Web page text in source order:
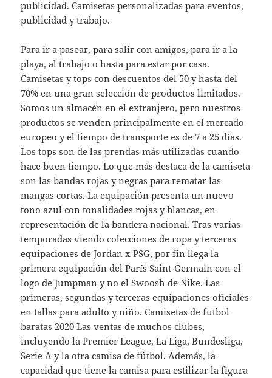
publicidad. Camisetas personalizadas para eventos,
publicidad y trabajo.
Para ir a pasear, para salir con amigos, para ir a la
playa, al trabajo o hasta para estar por casa.
Camisetas y tops con descuentos del 50 y hasta del
70% en una gran selección de productos limitados.
Somos un almacén en el extranjero, pero nuestros
productos se venden principalmente en el mercado
europeo y el tiempo de transporte es de 7 a 25 días.
Los tops son de las prendas más utilizadas cuando
hace buen tiempo. Lo que más destaca de la camiseta
son las bandas rojas y negras para rematar las
mangas cortas. La equipación presenta un nuevo
tono azul con tonalidades rojas y blancas, en
representación de la bandera nacional. Tras varias
temporadas viendo colecciones de ropa y terceras
equipaciones de Jordan x PSG, por fin llega la
primera equipación del París Saint-Germain con el
logo de Jumpman y no el Swoosh de Nike. Las
primeras, segundas y terceras equipaciones oficiales
en tallas para adulto y niño. Camisetas de futbol
baratas 2020 Las ventas de muchos clubes,
incluyendo la Premier League, La Liga, Bundesliga,
Serie A y la otra camisa de fútbol. Además, la
capacidad que tiene la camisa para estilizar la figura